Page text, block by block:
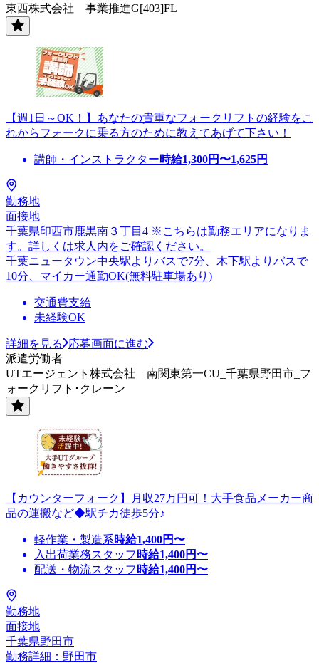
東西株式会社 事業推進G[403]FL
【週1日～OK！】あなたの貴重なフォークリフトの経験をこ
れからフォークに乗る方のために教えてあげて下さい！
講師・インストラクター時給1,300円〜1,625円
勤務地
面接地
千葉県印西市鹿黒南３丁目4 ※こちらは勤務エリアになりま
す。詳しくは求人内をご確認ください。
千葉ニュータウン中央駅よりバスで7分、木下駅よりバスで
10分、マイカー通勤OK(無料駐車場あり)
交通費支給
未経験OK
詳細を見る
応募画面に進む
派遣労働者
UTエージェント株式会社 南関東第一CU_千葉県野田市_フ
ォークリフト･クレーン
【カウンターフォーク】月収27万円可！大手食品メーカー商
品の運搬など◆駅チカ徒歩5分♪
軽作業・製造系時給1,400円〜
入出荷業務スタッフ 時給1,400円〜
配送・物流スタッフ 時給1,400円〜
勤務地
面接地
千葉県野田市
勤務詳細：野田市